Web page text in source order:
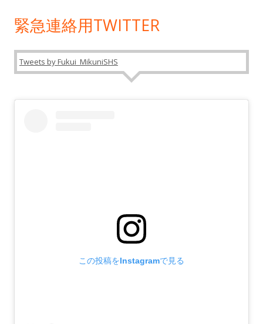
緊急連絡用TWITTER
Tweets by Fukui_MikuniSHS
この投稿をInstagramで見る